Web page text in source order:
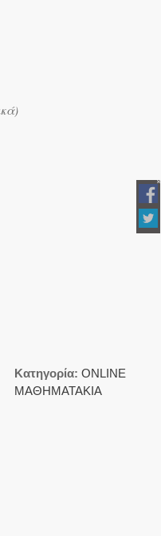
Κατηγορία:ΟNLINE
ΜΑΘΗΜΑΤΑΚΙΑ